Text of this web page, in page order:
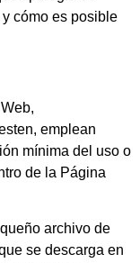
cómo es posible
emplean
mínima del uso o
de la Página
archivo de
se descarga en